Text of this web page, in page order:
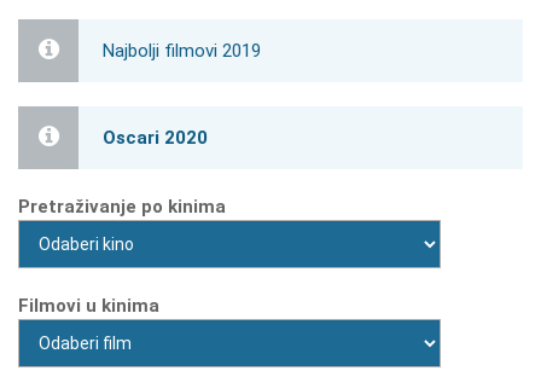
Najbolji filmovi 2019
Oscari 2020
Pretraživanje po kinima
Filmovi u kinima